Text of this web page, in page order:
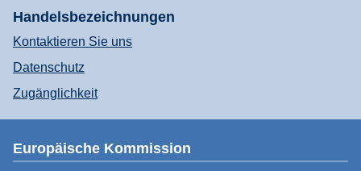
Handelsbezeichnungen
Kontaktieren Sie uns
Datenschutz
Zugänglichkeit
Europäische Kommission